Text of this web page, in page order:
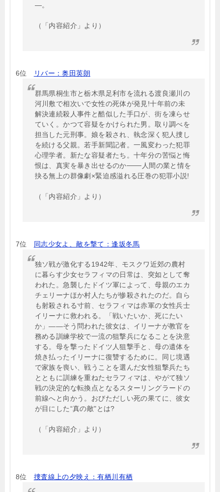
―。
（「内容紹介」より）
6位 リバー：奥田英朗
群馬県桐生市と栃木県足利市を流れる渡良瀬川の
河川敷で相次いで女性の死体が発見!十年前の未
解決連続殺人事件と酷似した手口が、街を凍らせ
ていく。かつて容疑をかけられた男。取り調べを
担当した元刑事。娘を殺され、執念深く犯人捜し
を続ける父親。若手新聞記者。一風変わった犯罪
心理学者。新たな容疑者たち。十年分の苦悩と悔
恨は、真実を暴き出せるのか───人間の業と情を
抉る無上の群像劇×緊迫感溢れる圧巻の犯罪小説!
（「内容紹介」より）
7位 同志少女よ、敵を撃て：逢坂冬馬
独ソ戦が激化する1942年、モスクワ近郊の農村
に暮らす少女セラフィマの日常は、突如として奪
われた。急襲したドイツ軍によって、母親のエカ
チェリーナほか村人たちが惨殺されたのだ。自ら
も射殺される寸前、セラフィマは赤軍の女性兵士
イリーナに救われる。「戦いたいか、死にたい
か」――そう問われた彼女は、イリーナが教官を
務める訓練学校で一流の狙撃兵になることを決意
する。母を撃ったドイツ人狙撃手と、母の遺体を
焼き払ったイリーナに復讐するために。同じ境遇
で家族を喪い、戦うことを選んだ女性狙撃兵たち
とともに訓練を重ねたセラフィマは、やがて独ソ
戦の決定的な転換点となるスターリングラードの
前線へと向かう。おびただしい死の果てに、彼女
が目にした“真の敵"とは?
（「内容紹介」より）
8位 捜査線上の夕映え：有栖川有栖